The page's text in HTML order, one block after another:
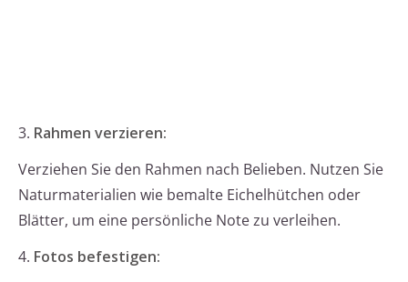
3. Rahmen verzieren:
Verziehen Sie den Rahmen nach Belieben. Nutzen Sie
Naturmaterialien wie bemalte Eichelhütchen oder
Blätter, um eine persönliche Note zu verleihen.
4. Fotos befestigen: